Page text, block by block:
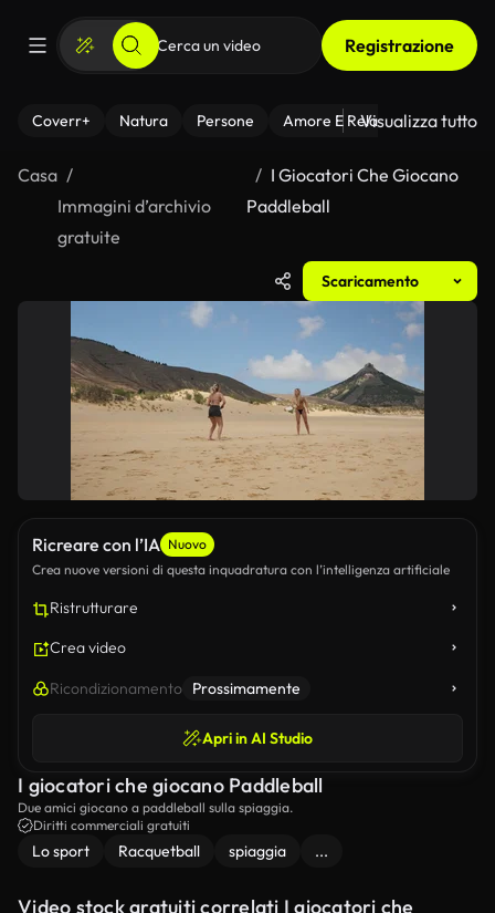
Registrazione
Coverr+ Natura Persone Amore E Relazioni Il
Visualizza tutto
Casa
Immagini d’archivio
gratuite
I Giocatori Che Giocano
Paddleball
Scaricamento
Ricreare con l’IA Nuovo
Crea nuove versioni di questa inquadratura con l’intelligenza artificiale
Ristrutturare
Crea video
Ricondizionamento Prossimamente
Apri in AI Studio
I giocatori che giocano Paddleball
Due amici giocano a paddleball sulla spiaggia.
Diritti commerciali gratuiti
Lo sport Racquetball spiaggia ...
Video stock gratuiti correlati I giocatori che